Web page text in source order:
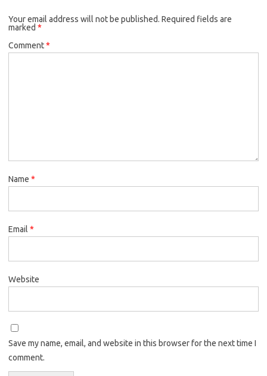
Your email address will not be published. Required fields are
marked *
Comment*
Name *
Email *
Website
Save my name, email, and website in this browser for the next time I
comment.